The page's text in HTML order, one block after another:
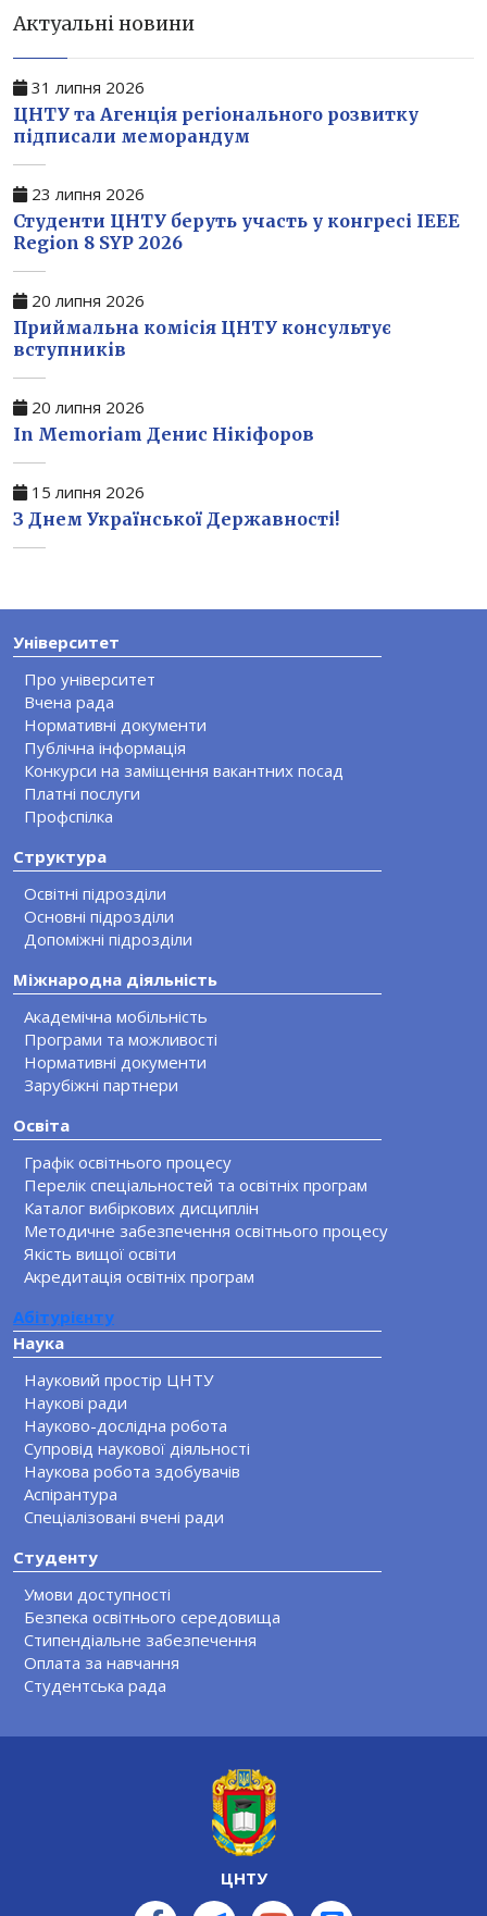
Актуальні новини
31 липня 2026
ЦНТУ та Агенція регіонального розвитку
підписали меморандум
23 липня 2026
Студенти ЦНТУ беруть участь у конгресі IEEE
Region 8 SYP 2026
20 липня 2026
Приймальна комісія ЦНТУ консультує
вступників
20 липня 2026
In Memoriam Денис Нікіфоров
15 липня 2026
З Днем Української Державності!
Університет
Про університет
Вчена рада
Нормативні документи
Публічна інформація
Конкурси на заміщення вакантних посад
Платні послуги
Профспілка
Структура
Освітні підрозділи
Основні підрозділи
Допоміжні підрозділи
Міжнародна діяльність
Академічна мобільність
Програми та можливості
Нормативні документи
Зарубіжні партнери
Освіта
Графік освітнього процесу
Перелік спеціальностей та освітніх програм
Каталог вибіркових дисциплін
Методичне забезпечення освітнього процесу
Якість вищої освіти
Акредитація освітніх програм
Абітурієнту
Наука
Науковий простір ЦНТУ
Наукові ради
Науково-дослідна робота
Супровід наукової діяльності
Наукова робота здобувачів
Аспірантура
Спеціалізовані вчені ради
Студенту
Умови доступності
Безпека освітнього середовища
Стипендіальне забезпечення
Оплата за навчання
Студентська рада
ЦНТУ